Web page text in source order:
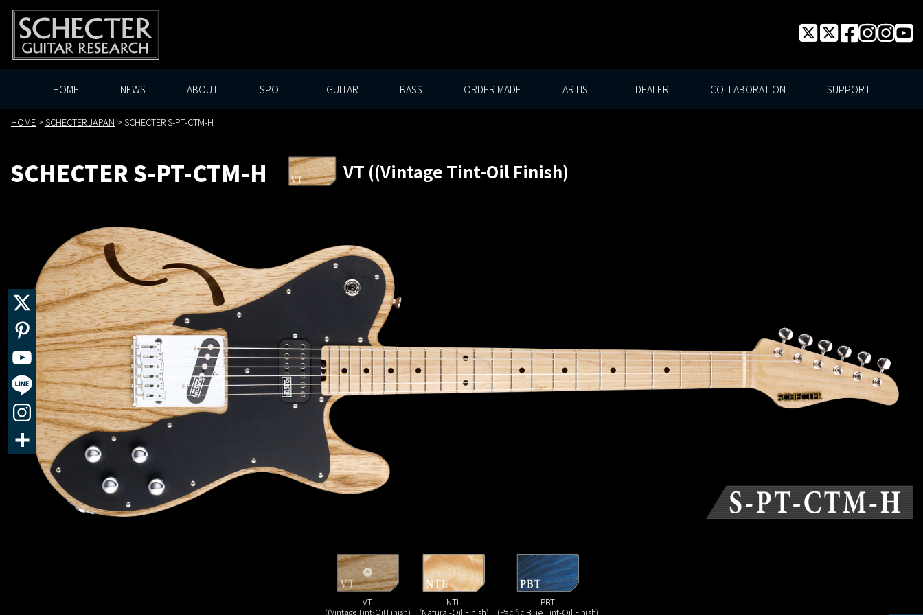
HOME NEWS ABOUT SPOT GUITAR BASS ORDER MADE ARTIST DEALER COLLABORATION SUPPORT
HOME > SCHECTER JAPAN > SCHECTER S-PT-CTM-H
SCHECTER S-PT-CTM-H VT ((Vintage Tint-Oil Finish)
VT
((Vintage Tint-Oil Finish)
NTL
(Natural-Oil Finish)
PBT
(Pacific Blue Tint-Oil Finish)